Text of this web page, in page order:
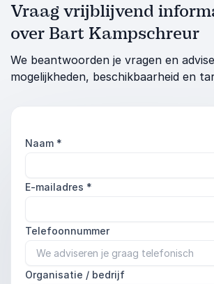
Vraag vrijblijvend
over Bart Kampschreur
We beantwoorden je vragen en
mogelijkheden, beschikbaarheid en
Naam *
E-mailadres *
Telefoonnummer
Organisatie / bedrijf